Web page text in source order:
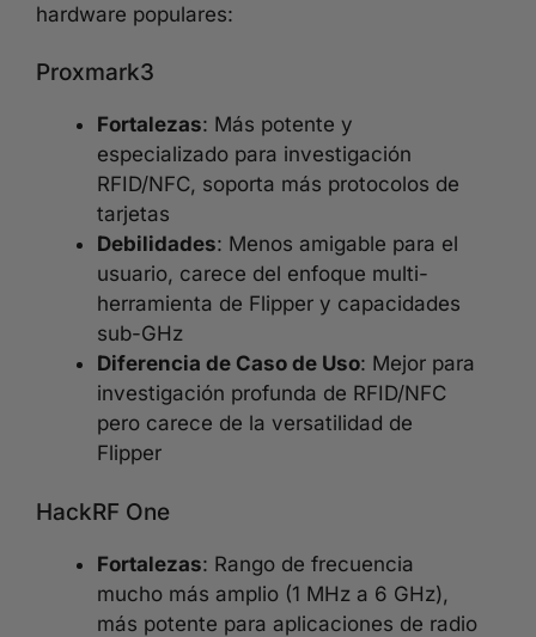
hardware populares:
Proxmark3
Fortalezas: Más potente y
especializado para investigación
RFID/NFC, soporta más protocolos de
tarjetas
Debilidades: Menos amigable para el
usuario, carece del enfoque multi-
herramienta de Flipper y capacidades
sub-GHz
Diferencia de Caso de Uso: Mejor para
investigación profunda de RFID/NFC
pero carece de la versatilidad de
Flipper
HackRF One
Fortalezas: Rango de frecuencia
mucho más amplio (1 MHz a 6 GHz),
más potente para aplicaciones de radio